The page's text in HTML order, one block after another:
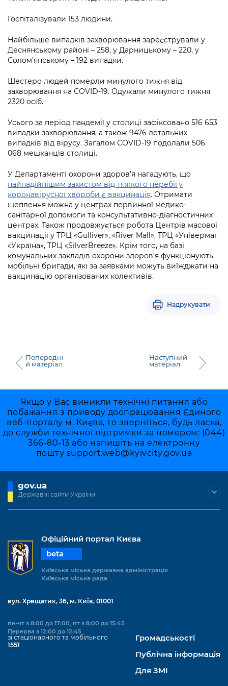
Підприємства, установи, організації
Kyiv International Relations
Річні звіти
Гендерна політика
Безбар'єрність
Портал Захисників та Захисниць
Безбар'єрність
Портал послуг
Міський застосунок Київ Цифровий
Важливе під час воєнного стану
Публічні дашборди
Госпіталізували 153 людини.
Найбільше випадків захворювання зареєстрували у
Деснянському районі – 258, у Дарницькому – 220, у
Солом'янському – 192 випадки.
Шестеро людей померли минулого тижня від
захворювання на СОVІD-19. Одужали минулого тижня
2320 осіб.
Усього за період пандемії у столиці зафіксовано 516 653
випадки захворювання, а також 9476 летальних
випадків від вірусу. Загалом СОVІD-19 подолали 506
068 мешканців столиці.
У Департаменті охорони здоров’я нагадують, що
найнадійнішим захистом від тяжкого перебігу
коронавірусної хвороби є вакцинація. Отримати
щеплення можна у центрах первинної медико-
санітарної допомоги та консультативно-діагностичних
центрах. Також продовжується робота Центрів масової
вакцинації у ТРЦ «Gulliver», «River Mall», ТРЦ «Універмаг
«Україна», ТРЦ «SilverBreeze». Крім того, на базі
комунальних закладів охорони здоров’я функціонують
мобільні бригади, які за заявками можуть виїжджати на
вакцинацію організованих колективів.
Надрукувати
Попередні
й матеріал
Наступний
матеріал
Якщо у Вас виникли технічні питання або
побажання з приводу доопрацювання Єдиного
веб-порталу м. Києва, то зверніться, будь ласка,
до служби технічної підтримки за номером: (044)
366-80-13 або напишіть на електронну
пошту support.web@kyivcity.gov.ua
gov.ua
Державні сайти України
Офіційний портал Києва
beta
Київська міська державна адміністрація
Київська міська рада
вул. Хрещатик, 36, м. Київ, 01001
пн-чт з 8:00 до 17:00, пт з 8:00 до 15:45
Перерва з 12:00 до 12:45
зі стаціонарного та мобільного
1551
Громадськості
Публічна інформація
Для ЗМІ